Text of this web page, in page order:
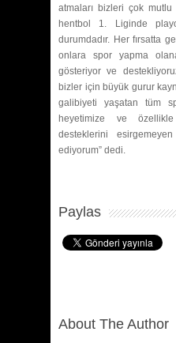
atmaları bizleri çok mutlu
hentbol 1. Liginde
durumdadır. Her fırsatta
onlara spor yapma
gösteriyor ve
bizler için büyük gurur
galibiyeti yaşatan tüm
heyetimize ve
desteklerini
ediyorum” dedi.
Paylas
About The Author